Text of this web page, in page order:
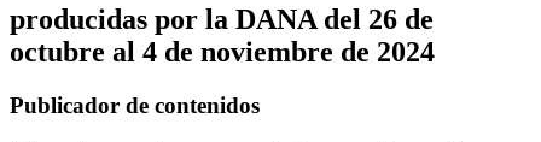
producidas por la DANA del 26 de
octubre al 4 de noviembre de 2024
Publicador de contenidos